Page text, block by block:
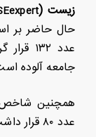
زیست (
SEexpert
حال حاضر بر
عدد ۱۳۲
جامعه آلوده است.
عدد ۸۰ قرار داشت و هوای تهران قابل قبول بود.